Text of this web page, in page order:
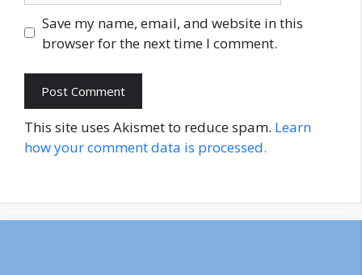
Save my name, email, and website in this
browser for the next time I comment.
This site uses Akismet to reduce spam. Learn
how your comment data is processed.